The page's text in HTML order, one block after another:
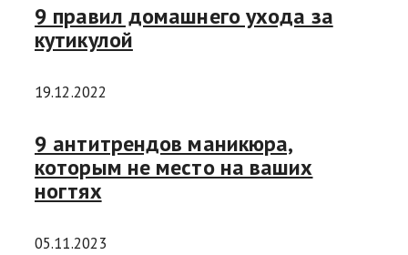
9 правил домашнего ухода за
кутикулой
19.12.2022
9 антитрендов маникюра,
которым не место на ваших
ногтях
05.11.2023